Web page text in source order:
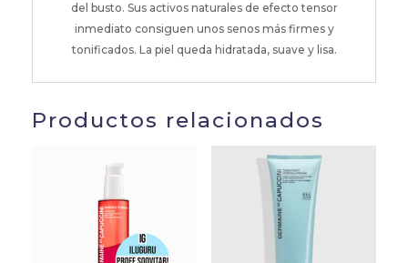
del busto. Sus activos naturales de efecto tensor
inmediato consiguen unos senos más firmes y
tonificados. La piel queda hidratada, suave y lisa.
Productos relacionados